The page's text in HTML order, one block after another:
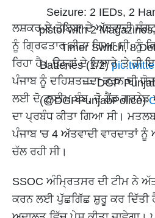
Seizure: 2 IEDs, 2
pistol with 2
Timer Switch, 8
Batteries (1/2)
— DGP
(@DGPPunjabPolice)
ਲਸ਼ਕਰ-ਏ-ਤੋਇਬਾ ਦੇ ਅੱਤਵਾਦੀ
ਨੂੰ ਗ੍ਰਿਫਤਾਰ ਕੀਤਾ ਗਿਆ ਸੀ, ਨੂੰ
ਰਿਹਾ ਹੈ। ਉਨ੍ਹਾਂ ਦੇ ਇਸ਼ਾਰੇ 'ਤੇ ਹੀ
ਪੰਜਾਬ ਨੂੰ ਦਹਿਸ਼ਤਜ਼ਦਾ ਕਰਨ ਦੀ
ਲਈ ਦੋ ਟਾਈਮ ਬੰਬ, ਦੋ ਹੈਂਡ ਗਰਨੇਡ
ਦਾ ਪ੍ਰਬੰਧ ਕੀਤਾ ਗਿਆ ਸੀ।
ਪੰਜਾਬ 'ਚ 4 ਅੱਤਵਾਦੀ ਵਾਰਦਾਤਾਂ
ਚੱਲ ਰਹੀ ਸੀ।
SSOC ਅੰਮ੍ਰਿਤਸਰ ਦੀ ਟੀਮ ਨੇ
ਕਰਨ ਲਈ ਪੁੱਛਗਿੱਛ ਸ਼ੁਰੂ ਕਰ ਦਿੱਤੀ